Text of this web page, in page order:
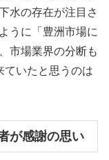
水の存在が注目さ
うに「豊洲市場に
市場業界の分断も
ていたと思うのは
が感謝の思い